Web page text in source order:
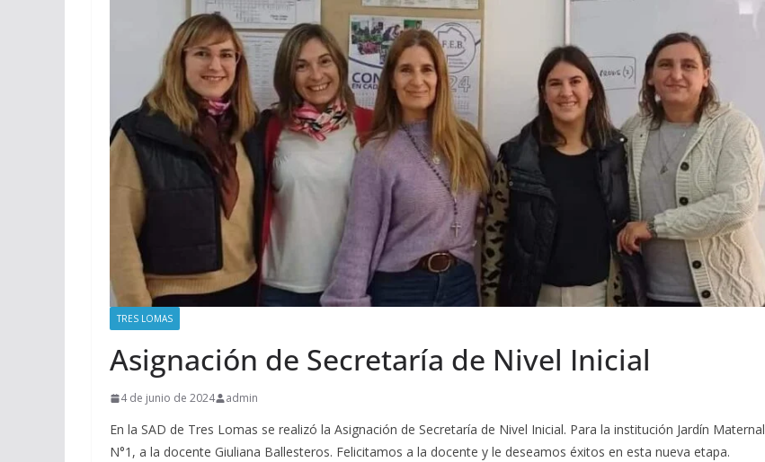
TRES LOMAS
Asignación de Secretaría de Nivel Inicial
4 de junio de 2024 admin
En la SAD de Tres Lomas se realizó la Asignación de Secretaría de Nivel Inicial. Para la institución Jardín Maternal
N°1, a la docente Giuliana Ballesteros. Felicitamos a la docente y le deseamos éxitos en esta nueva etapa.